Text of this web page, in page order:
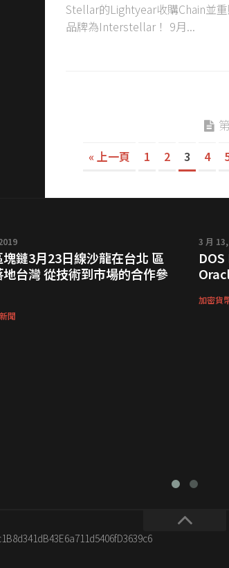
Stellar的Lightyear收購Chain並
品牌為Interstellar！ 9月...
« 上一頁 1 2 3 4
鏈3月23日線沙龍在台北 區
台灣 從技術到市場的合作參
聞
3 月
加密貨